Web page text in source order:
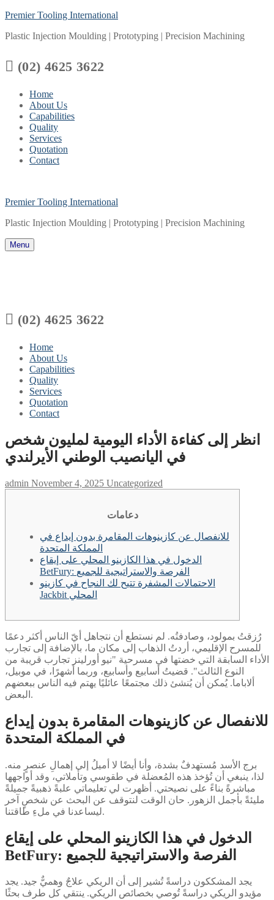
Skip
content
Menu
Close
Premier Tooling International
Plastic Injection Moulding | Prototyping | Precision Machining
 (02) 4625 3622
Home
About Us
Capabilities
Quality
Services
Quotation
Contact
Premier Tooling International
Plastic Injection Moulding | Prototyping | Precision Machining
Menu
 (02) 4625 3622
Home
About Us
Capabilities
Quality
Services
Quotation
Contact
انظر إلى كفاءة الأداء اليومية لمليون شخص
في اليانصيب الوطني الأيرلندي
admin November 4, 2025 Uncategorized
دعامات
للانفصال عن كازينوهات المقامرة بدون إيداع في
المملكة المتحدة
الدخول في هذا الكازينو المحلي على إيقاع
BetFury: الفرصة والاستراتيجية للجميع
الاحتمالات المشفرة تتيح لك النجاح في كازينو
Jackbit المحلي
رُزقتُ بمولود، وصادفتُه. لم نستطع أن نتجاهل أيّ الناس أكثر دعمًا
للمسرح الإقليمي، أردتُ الذهاب إلى مكان ما، بالإضافة إلى تجارب
الأداء السابقة التي خضتها في مسرحية "نيو أورلينز تجارب قريبة من
النوع الثالث". قضيتُ أسابيع وأسابيع، وربما أشهرًا، في موبيل،
ألاباما. يُمكن أن يُنشئ ذلك مجتمعًا عائليًا يهتم فيه الناس ببعضهم
البعض.
للانفصال عن كازينوهات المقامرة بدون إيداع
في المملكة المتحدة
برج الأسد مُستهدفٌ بشدة، وأنا أيضًا لا أميلُ إلى إهمالِ عنصرٍ منه.
لذا، ينبغي أن تُؤخذ هذه المُعضلة في طقوسي وتأملاتي، وقد أواجهها
مباشرةً بناءً على نصيحتي. أظهرت لي تعليماتي علبةً ذهبيةً جميلةً
مليئةً بأجمل الزهور. حان الوقت لنتوقف عن البحث عن شخصٍ آخر
ليساعدنا في ملءِ طاقتنا.
الدخول في هذا الكازينو المحلي على إيقاع
BetFury: الفرصة والاستراتيجية للجميع
يجد المشككون دراسةً تُشير إلى أن الريكي علاجٌ وهميٌّ جيد. يجد
مؤيدو الريكي دراسةً تُوصي بخصائص الريكي. ينتقي كل طرف بحثًا